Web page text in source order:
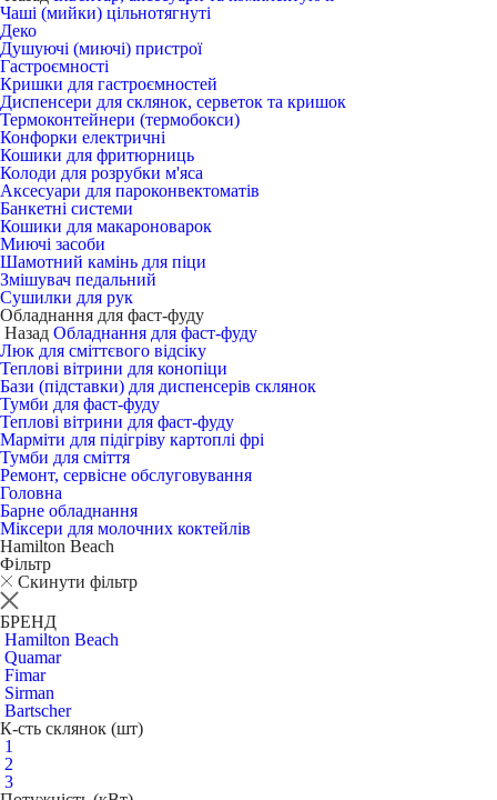
Чаші (мийки) цільнотягнуті
Деко
Душуючі (миючі) пристрої
Гастроємності
Кришки для гастроємностей
Диспенсери для склянок, серветок та кришок
Термоконтейнери (термобокси)
Конфорки електричні
Кошики для фритюрниць
Колоди для розрубки м'яса
Аксесуари для пароконвектоматів
Банкетні системи
Кошики для макароноварок
Миючі засоби
Шамотний камінь для піци
Змішувач педальний
Сушилки для рук
Обладнання для фаст-фуду
Назад Обладнання для фаст-фуду
Люк для сміттєвого відсіку
Теплові вітрини для конопіци
Бази (підставки) для диспенсерів склянок
Тумби для фаст-фуду
Теплові вітрини для фаст-фуду
Марміти для підігріву картоплі фрі
Тумби для сміття
Ремонт, сервісне обслуговування
Головна
Барне обладнання
Міксери для молочних коктейлів
Hamilton Beach
Фільтр
Скинути фільтр
БРЕНД
Hamilton Beach
Quamar
Fimar
Sirman
Bartscher
К-сть склянок (шт)
1
2
3